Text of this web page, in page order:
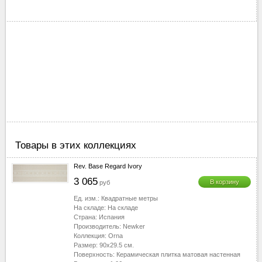
50-60
▼
120-130
▼
Товары в этих коллекциях
Rev. Base Regard Ivory
3 065 руб В корзину
Ед. изм.: Квадратные метры
На складе: На складе
Страна: Испания
Производитель: Newker
Коллекция: Orna
Размер: 90x29.5 см.
Поверхность: Керамическая плитка матовая настенная